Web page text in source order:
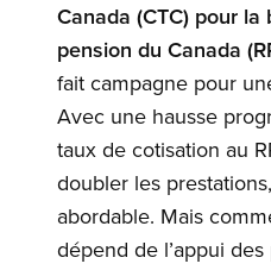
Canada (CTC) pour
pension du Canada
fait campagne pour
Avec une hausse
taux de cotisation au
doubler les
abordable. Mais
dépend de l’appui